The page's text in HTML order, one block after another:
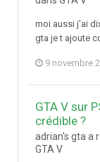
moi aussi j'ai
gta je t ajoute
9 novembre
GTA V sur
crédible ?
adrian's gta a
GTA V